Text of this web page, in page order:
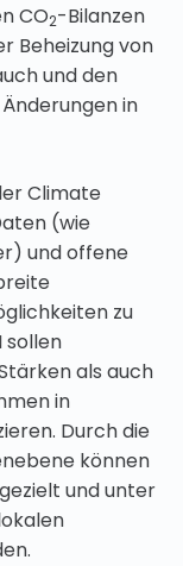
CO2-Bilanzen
Beheizung von
und den
in
Climate
(wie
und offene
zu
sollen
als auch
in
Durch die
können
und unter